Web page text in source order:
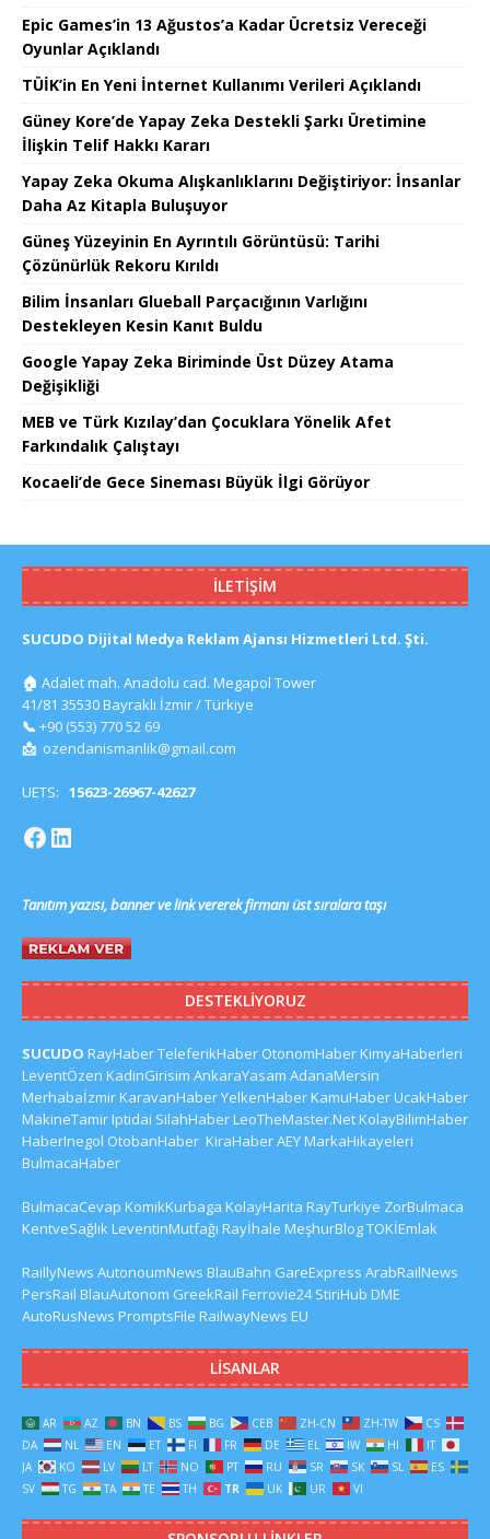
Epic Games’in 13 Ağustos’a Kadar Ücretsiz Vereceği
Oyunlar Açıklandı
TÜİK’in En Yeni İnternet Kullanımı Verileri Açıklandı
Güney Kore’de Yapay Zeka Destekli Şarkı Üretimine
İlişkin Telif Hakkı Kararı
Yapay Zeka Okuma Alışkanlıklarını Değiştiriyor: İnsanlar
Daha Az Kitapla Buluşuyor
Güneş Yüzeyinin En Ayrıntılı Görüntüsü: Tarihi
Çözünürlük Rekoru Kırıldı
Bilim İnsanları Glueball Parçacığının Varlığını
Destekleyen Kesin Kanıt Buldu
Google Yapay Zeka Biriminde Üst Düzey Atama
Değişikliği
MEB ve Türk Kızılay’dan Çocuklara Yönelik Afet
Farkındalık Çalıştayı
Kocaeli’de Gece Sineması Büyük İlgi Görüyor
İLETIŞIM
SUCUDO Dijital Medya Reklam Ajansı Hizmetleri Ltd. Şti.
🏠 Adalet mah. Anadolu cad. Megapol Tower
41/81 35530 Bayraklı İzmir / Türkiye
📞 +90 (553) 770 52 69
📩 ozendanismanlik@gmail.com
UETS: 15623-26967-42627
Tanıtım yazısı, banner ve link vererek firmanı üst sıralara taşı
DESTEKLIYORUZ
SUCUDO RayHaberTeleferikHaber OtonomHaberKimyaHaberleri
LeventÖzen KadinGirisim AnkaraYasam AdanaMersin
MerhabaİzmirKaravanHaberYelkenHaberKamuHaberUcakHaber
MakineTamirIptidai SilahHaberLeoTheMaster.NetKolayBilimHaber
HaberInegol OtobanHaber KiraHaberAEYMarkaHikayeleri
BulmacaHaber
BulmacaCevap KomikKurbaga KolayHarita RayTurkiye ZorBulmaca
KentveSağlıkLeventinMutfağı Rayİhale MeşhurBlogTOKİEmlak
RaillyNews AutonoumNews BlauBahn GareExpress ArabRailNews
PersRail BlauAutonom GreekRail Ferrovie24 StiriHub DME
AutoRusNews PromptsFile RailwayNews EU
LISANLAR
AR AZ BN BS BG CEB ZH-CN ZH-TW
CS
DA
NL EN ET FI FR DE EL IW HI
IT
JA
KO LV LT NO PT RU SR SK SL
ES
SV
TG TA TE TH TR UK UR VI